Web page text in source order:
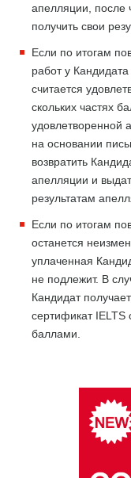
апелляции, после
получить свои
Если по итогам
работ у
считается
скольких частях
удовлетворенной
на основании
возвратить
апелляции и
результатам
Если по итогам
останется
уплаченная
не подлежит. В
Кандидат
сертификат IELTS
баллами.